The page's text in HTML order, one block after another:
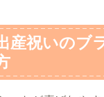
産祝いのブ